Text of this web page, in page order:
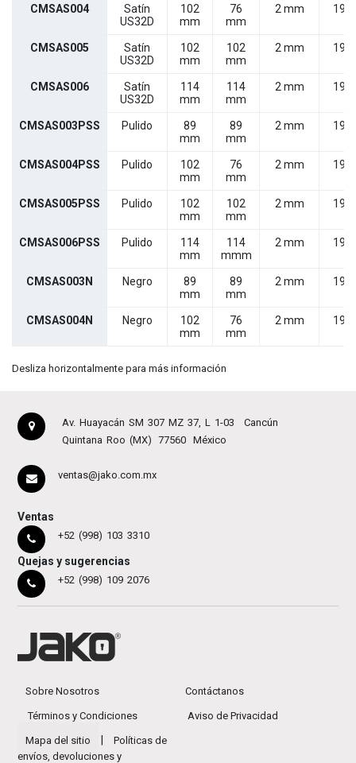
CMSAS004
Satín
US32D
102
mm
76
mm
2 mm 19
CMSAS005
Satín
US32D
102
mm
102
mm
2 mm 19
CMSAS006
Satín
US32D
114
mm
114
mm
2 mm 19
CMSAS003PSS Pulido
89
mm
89
mm
2 mm 19
CMSAS004PSS Pulido
102
mm
76
mm
2 mm 19
CMSAS005PSS Pulido
102
mm
102
mm
2 mm 19
CMSAS006PSS Pulido
114
mm
114
mmm
2 mm 19
CMSAS003N Negro
89
mm
89
mm
2 mm 19
CMSAS004N Negro
102
mm
76
mm
2 mm 19
Desliza horizontalmente para más información
Av. Huayacán SM 307 MZ 37, L 1-03
Cancún
Quintana Roo (MX)
77560 México
ventas@jako.com.mx
Ventas
+52 (998) 103 3310
Quejas y sugerencias
+52 (998) 109 2076
Sobre Nosotros Contáctanos
Términos y Condiciones Aviso de Privacidad
Mapa del sitio
Políticas de
envíos, devoluciones y